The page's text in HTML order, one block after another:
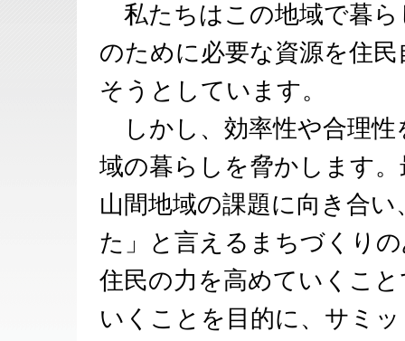
私たちはこの地域で暮ら
のために必要な資源を住
そうとしています。
しかし、効率性や合理性
域の暮らしを脅かします
山間地域の課題に向き合
た」と言えるまちづくり
住民の力を高めていくこ
いくことを目的に、サミ